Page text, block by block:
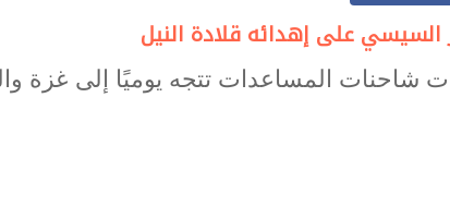
على إهدائه قلادة النيل
شاحنات المساعدات تتجه يوميًا إلى غزة